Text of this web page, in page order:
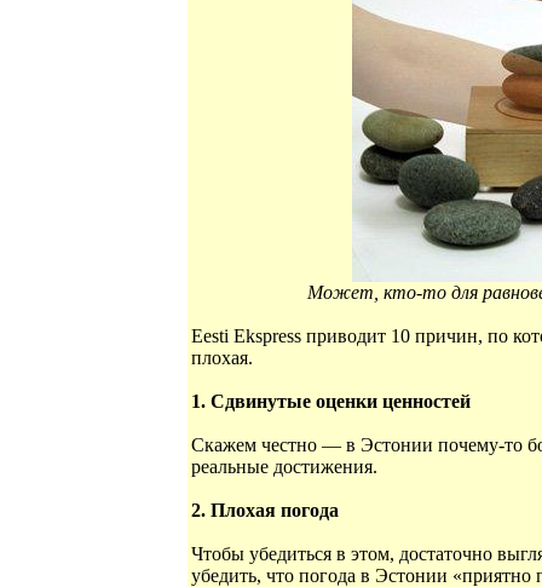
Может, кто-то для
Eesti Ekspress приводит 10 причин, по
плохая.
1. Сдвинутые оценки ценностей
Скажем честно — в Эстонии почему-то
реальные достижения.
2. Плохая погода
Чтобы убедиться в этом, достаточно
убедить, что погода в Эстонии «приятно